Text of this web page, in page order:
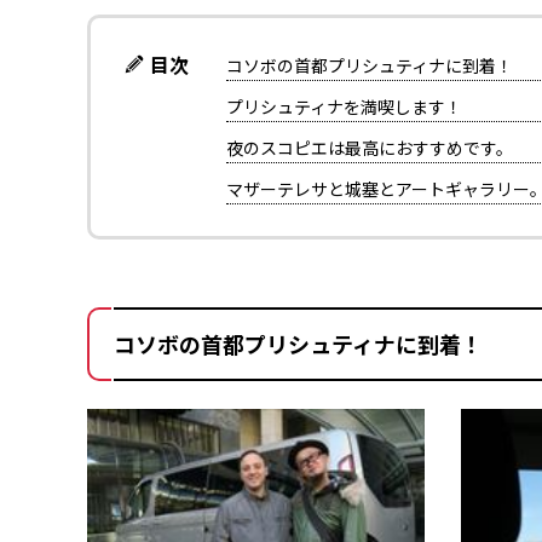
目次
コソボの首都プリシュティナに到着！
プリシュティナを満喫します！
夜のスコピエは最高におすすめです。
マザーテレサと城塞とアートギャラリー
コソボの首都プリシュティナに到着！